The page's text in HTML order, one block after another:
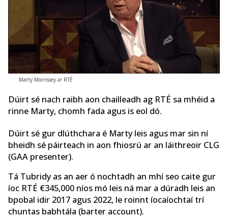
Marty Morrissey ar RTÉ
Dúirt sé nach raibh aon chailleadh ag RTÉ sa mhéid a
rinne Marty, chomh fada agus is eol dó.
Dúirt sé gur dlúthchara é Marty leis agus mar sin ní
bheidh sé páirteach in aon fhiosrú ar an láithreoir CLG
(GAA presenter).
Tá Tubridy as an aer ó nochtadh an mhí seo caite gur
íoc RTÉ €345,000 níos mó leis ná mar a dúradh leis an
bpobal idir 2017 agus 2022, le roinnt íocaíochtaí trí
chuntas babhtála (barter account).